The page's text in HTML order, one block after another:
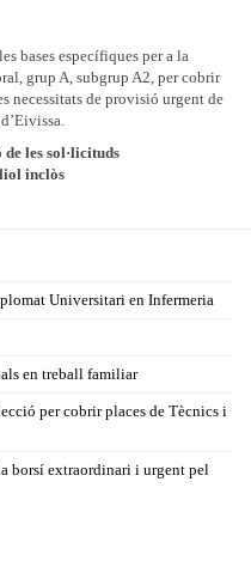
bases específiques per a la
grup A, subgrup A2, per cobrir
necessitats de provisió urgent de
les sol·licituds
inclòs
Universitari en Infermeria
en treball familiar
per cobrir places de Tècnics i
borsí extraordinari i urgent pel